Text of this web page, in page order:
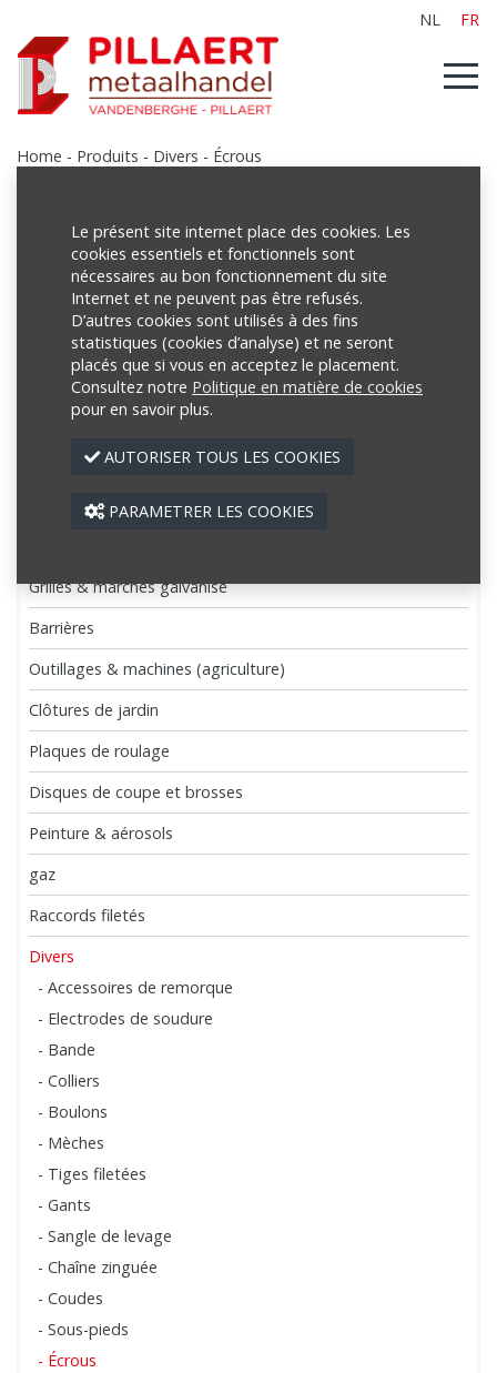
NL FR
Home - Produits - Divers - Écrous
Produits
Poutrelles
Tubes
Treillis
Profilés
Tôles de couverture et bardages
Grilles & marches galvanisé
Barrières
Outillages & machines (agriculture)
Clôtures de jardin
Plaques de roulage
Disques de coupe et brosses
Peinture & aérosols
gaz
Raccords filetés
Divers
- Accessoires de remorque
- Electrodes de soudure
- Bande
- Colliers
- Boulons
- Mèches
- Tiges filetées
- Gants
- Sangle de levage
- Chaîne zinguée
- Coudes
- Sous-pieds
- Écrous
Le présent site internet place des cookies. Les
cookies essentiels et fonctionnels sont
nécessaires au bon fonctionnement du site
Internet et ne peuvent pas être refusés.
D’autres cookies sont utilisés à des fins
statistiques (cookies d’analyse) et ne seront
placés que si vous en acceptez le placement.
Consultez notre Politique en matière de cookies
pour en savoir plus.
AUTORISER TOUS LES COOKIES
PARAMETRER LES COOKIES